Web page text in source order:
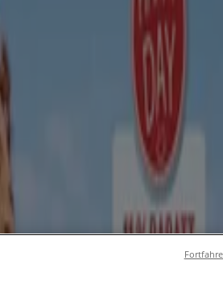
Optiker und
Bücher und Schreibwaren Banken
- Angebote und
in Berlin